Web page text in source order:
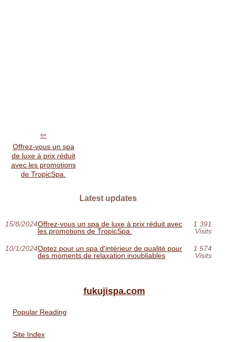
Offrez-vous un spa
de luxe à prix réduit
avec les promotions
de TropicSpa.
Latest updates
15/8/2024Offrez-vous un spa de luxe à prix réduit avec
les promotions de TropicSpa.
1 391
Visits
10/1/2024Optez pour un spa d'intérieur de qualité pour
des moments de relaxation inoubliables
1 574
Visits
fukujispa.com
Popular Reading
Site Index